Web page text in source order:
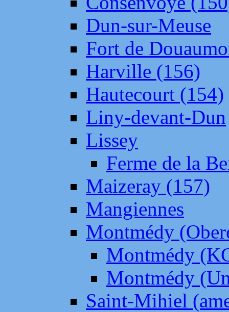
Dun-sur-Meuse
Fort de
Harville (156)
Hautecourt (154)
Liny-devant-Dun
Lissey
Ferme de la
Maizeray (157)
Mangiennes
Montmédy
Montmédy
Montmédy
Saint-Mihiel